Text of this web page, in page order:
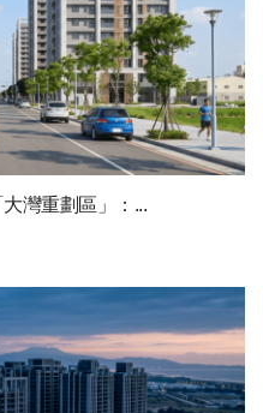
灣重劃區」：...